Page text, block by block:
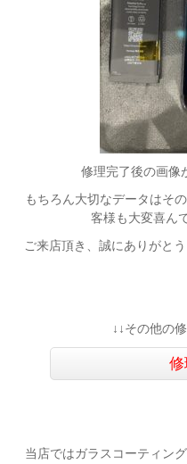
修理完了後の画像
もちろん大切なデータはそ
客様も大変喜ん
ご来店頂き、誠にありが
↓↓その他の
修
当店ではガラスコーティン